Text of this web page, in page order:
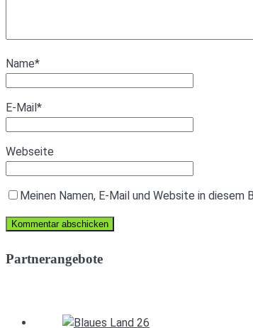
Name*
E-Mail*
Webseite
Meinen Namen, E-Mail und Website in
Partnerangebote